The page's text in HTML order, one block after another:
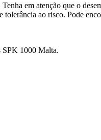
em atenção que o
ao risco. Pode
1000 Malta.